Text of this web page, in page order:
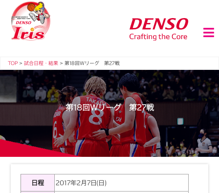
TOP > 試合日程・結果 > 第18回Ｗリーグ 第27戦
第18回Ｗリーグ 第27戦
日程
2017年2月7日(日)